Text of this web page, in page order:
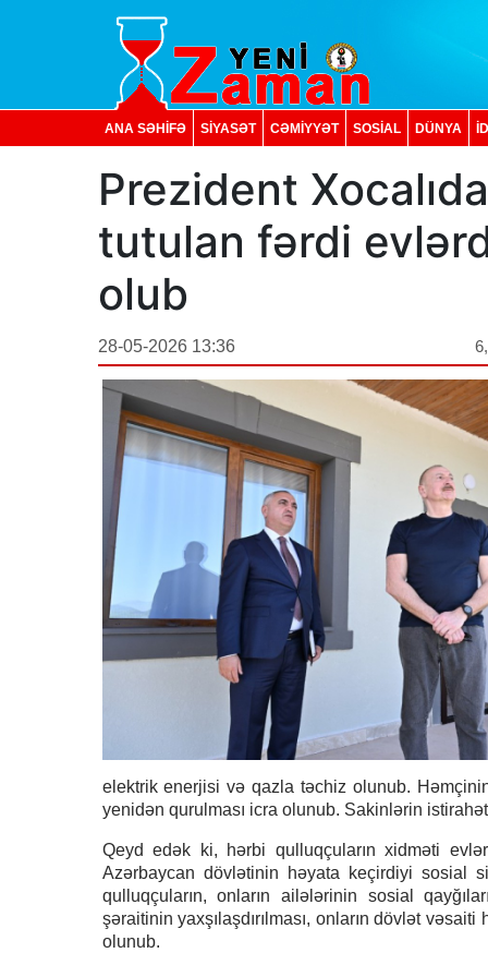
ANA SƏHİFƏ SİYASƏT CƏMİYYƏT SOSIAL DÜNYA
Prezident
tutulan fərdi
olub
28-05-2026 13:36
elektrik enerjisi və qazla təchiz olunub.
yenidən qurulması icra olunub. Sakinlərin
Qeyd edək ki, hərbi qulluqçuların xidməti
Azərbaycan dövlətinin həyata keçirdiyi sosial
qulluqçuların, onların ailələrinin sosial
şəraitinin yaxşılaşdırılması, onların dövlət
olunub.